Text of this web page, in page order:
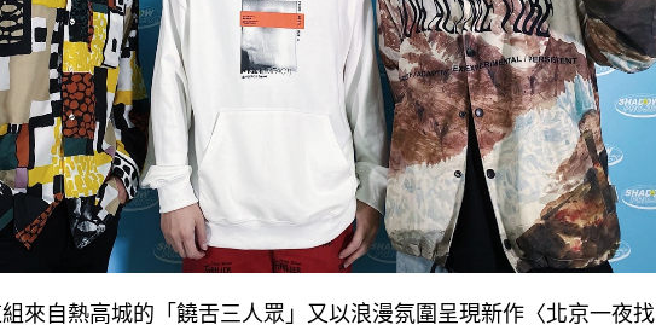
來自熱高城的「饒舌三人眾」又以浪漫氛圍呈現新作〈北京一夜找